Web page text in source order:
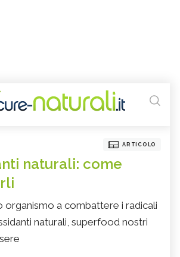
ARTICOLO
naturali: come
organismo a combattere i radicali
naturali, superfood nostri